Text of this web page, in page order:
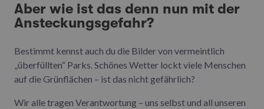
Aber wie ist das denn nun mit der
Ansteckungsgefahr?
Bestimmt kennst auch du die Bilder von vermeintlich
„überfüllten“ Parks. Schönes Wetter lockt viele Menschen
auf die Grünflächen – ist das nicht gefährlich?
Wir alle tragen Verantwortung – uns selbst und all unseren